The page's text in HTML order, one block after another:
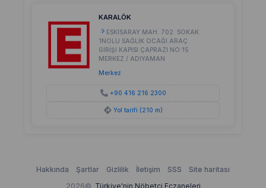
KARALÖK
ESKİSARAY MAH. 702. SOKAK
1NOLU SAĞLIK OCAĞI ARAÇ
GİRİŞİ KAPISI ÇAPRAZI NO:15
MERKEZ / ADIYAMAN
Merkez
+90 416 216 2300
Yol tarifi (210 m)
2026© Türkiye'nin Nöbetçi Eczaneleri
Hakkında Şartlar Gizlilik İletişim SSS Site haritası